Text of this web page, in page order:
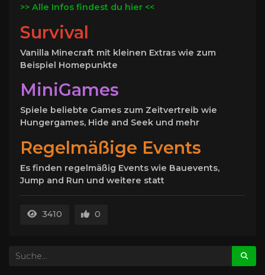
>> Alle Infos findest du hier <<
Survival
Vanilla Minecraft mit kleinen Extras wie zum
Beispiel Homepunkte
MiniGames
Spiele beliebte Games zum Zeitvertreib wie
Hungergames, Hide and Seek und mehr
Regelmäßige Events
Es finden regelmäßig Events wie Bauevents,
Jump and Run und weitere statt
3410 0